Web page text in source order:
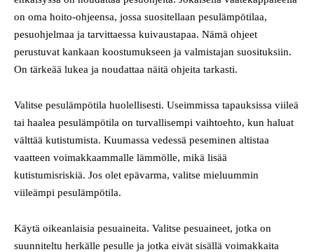
on oma hoito-ohjeensa, jossa suositellaan pesulämpötilaa,
pesuohjelmaa ja tarvittaessa kuivaustapaa. Nämä ohjeet
perustuvat kankaan koostumukseen ja valmistajan suosituksiin.
On tärkeää lukea ja noudattaa näitä ohjeita tarkasti.
Valitse pesulämpötila huolellisesti. Useimmissa tapauksissa viileä
tai haalea pesulämpötila on turvallisempi vaihtoehto, kun haluat
välttää kutistumista. Kuumassa vedessä peseminen altistaa
vaatteen voimakkaammalle lämmölle, mikä lisää
kutistumisriskiä. Jos olet epävarma, valitse mieluummin
viileämpi pesulämpötila.
Käytä oikeanlaisia pesuaineita. Valitse pesuaineet, jotka on
suunniteltu herkälle pesulle ja jotka eivät sisällä voimakkaita